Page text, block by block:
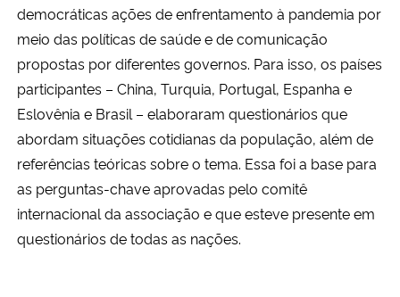
democráticas ações de enfrentamento à pandemia por
meio das políticas de saúde e de comunicação
propostas por diferentes governos. Para isso, os países
participantes – China, Turquia, Portugal, Espanha e
Eslovênia e Brasil – elaboraram questionários que
abordam situações cotidianas da população, além de
referências teóricas sobre o tema. Essa foi a base para
as perguntas-chave aprovadas pelo comitê
internacional da associação e que esteve presente em
questionários de todas as nações.